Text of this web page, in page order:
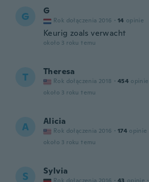
G G
Rok dołączenia 2016 · 14 opinie
Keurig zoals verwacht
około 3 roku temu
T Theresa
Rok dołączenia 2018 · 454 opinie
około 3 roku temu
A Alicia
Rok dołączenia 2016 · 174 opinie
około 3 roku temu
S Sylvia